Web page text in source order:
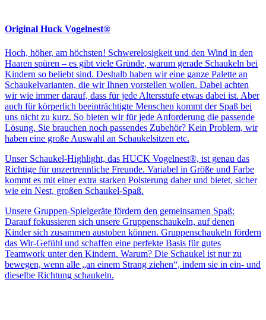
Original Huck Vogelnest®
Hoch, höher, am höchsten! Schwerelosigkeit und den Wind in den
Haaren spüren – es gibt viele Gründe, warum gerade Schaukeln bei
Kindern so beliebt sind. Deshalb haben wir eine ganze Palette an
Schaukelvarianten, die wir Ihnen vorstellen wollen. Dabei achten
wir wie immer darauf, dass für jede Altersstufe etwas dabei ist. Aber
auch für körperlich beeinträchtigte Menschen kommt der Spaß bei
uns nicht zu kurz. So bieten wir für jede Anforderung die passende
Lösung. Sie brauchen noch passendes Zubehör? Kein Problem, wir
haben eine große Auswahl an Schaukelsitzen etc.
Unser Schaukel-Highlight, das HUCK Vogelnest®, ist genau das
Richtige für unzertrennliche Freunde. Variabel in Größe und Farbe
kommt es mit einer extra starken Polsterung daher und bietet, sicher
wie ein Nest, großen Schaukel-Spaß.
Unsere Gruppen-Spielgeräte fördern den gemeinsamen Spaß:
Darauf fokussieren sich unsere Gruppenschaukeln, auf denen
Kinder sich zusammen austoben können. Gruppenschaukeln fördern
das Wir-Gefühl und schaffen eine perfekte Basis für gutes
Teamwork unter den Kindern. Warum? Die Schaukel ist nur zu
bewegen, wenn alle „an einem Strang ziehen“, indem sie in ein- und
dieselbe Richtung schaukeln.